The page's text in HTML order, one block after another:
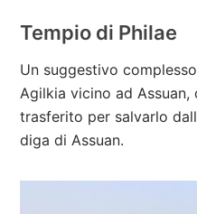
Tempio di Philae
Un suggestivo
Agilkia vicino ad Assuan,
trasferito per salvarlo
diga di Assuan.